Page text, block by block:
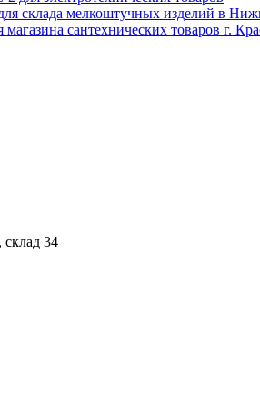
склада мелкоштучных изделий в
сантехнических товаров г.
склад 34